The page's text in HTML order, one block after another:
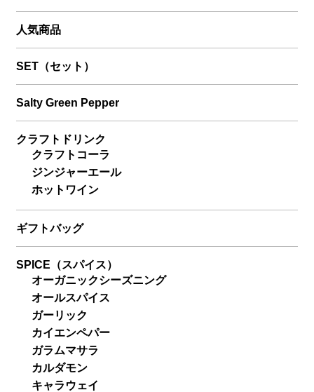
人気商品
SET（セット）
Salty Green Pepper
クラフトドリンク
クラフトコーラ
ジンジャーエール
ホットワイン
ギフトバッグ
SPICE（スパイス）
オーガニックシーズニング
オールスパイス
ガーリック
カイエンペパー
ガラムマサラ
カルダモン
キャラウェイ